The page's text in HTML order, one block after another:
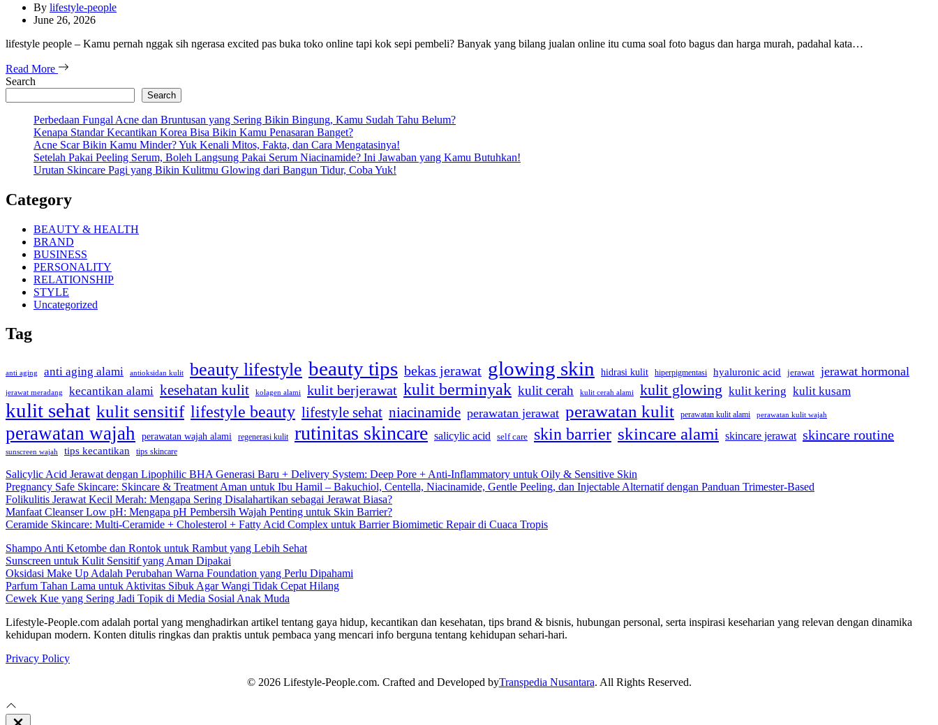
By lifestyle-people
June 26, 2026
lifestyle people – Kamu pernah nggak sih ngerasa excited pas buka toko online tapi kok sepi pembeli? Banyak yang bilang jualan online itu cuma soal foto bagus dan harga murah, padahal kata…
Read More
Search
Search
Perbedaan Fungal Acne dan Bruntusan yang Sering Bikin Bingung, Kamu Sudah Tahu Belum?
Kenapa Standar Kecantikan Korea Bisa Bikin Kamu Penasaran Banget?
Acne Scar Bikin Kamu Minder? Yuk Kenali Mitos, Fakta, dan Cara Mengatasinya!
Setelah Pakai Peeling Serum, Boleh Langsung Pakai Serum Niacinamide? Ini Jawaban yang Kamu Butuhkan!
Urutan Skincare Pagi yang Bikin Kulitmu Glowing dari Bangun Tidur, Coba Yuk!
Category
BEAUTY & HEALTH
BRAND
BUSINESS
PERSONALITY
RELATIONSHIP
STYLE
Uncategorized
Tag
anti aging anti aging alami antioksidan kulit beauty lifestyle beauty tips bekas jerawat glowing skin hidrasi kulit hiperpigmentasi hyaluronic acid jerawat jerawat hormonal
jerawat meradang kecantikan alami kesehatan kulit kolagen alami kulit berjerawat kulit berminyak kulit cerah kulit cerah alami kulit glowing kulit kering kulit kusam
kulit sehat kulit sensitif lifestyle beauty lifestyle sehat niacinamide perawatan jerawat perawatan kulit perawatan kulit alami perawatan kulit wajah
perawatan wajah perawatan wajah alami regenerasi kulit rutinitas skincare salicylic acid self care skin barrier skincare alami skincare jerawat skincare routine
sunscreen wajah tips kecantikan tips skincare
Salicylic Acid Jerawat dengan Lipophilic BHA Generasi Baru + Delivery System: Deep Pore + Anti-Inflammatory untuk Oily & Sensitive Skin
Pregnancy Safe Skincare: Skincare & Treatment Aman untuk Ibu Hamil – Bakuchiol, Centella, Niacinamide, Gentle Peeling, dan Injectable Alternatif dengan Panduan Trimester-Based
Folikulitis Jerawat Kecil Merah: Mengapa Sering Disalahartikan sebagai Jerawat Biasa?
Manfaat Cleanser Low pH: Mengapa pH Pembersih Wajah Penting untuk Skin Barrier?
Ceramide Skincare: Multi-Ceramide + Cholesterol + Fatty Acid Complex untuk Barrier Biomimetic Repair di Cuaca Tropis
Shampo Anti Ketombe dan Rontok untuk Rambut yang Lebih Sehat
Sunscreen untuk Kulit Sensitif yang Aman Dipakai
Oksidasi Make Up Adalah Perubahan Warna Foundation yang Perlu Dipahami
Parfum Tahan Lama untuk Aktivitas Sibuk Agar Wangi Tidak Cepat Hilang
Cewek Kue yang Sering Jadi Topik di Media Sosial Anak Muda
Lifestyle-People.com adalah portal yang menghadirkan artikel tentang gaya hidup, kecantikan dan kesehatan, tips brand & bisnis, hubungan personal, serta inspirasi keseharian yang relevan dengan dinamika
kehidupan modern. Konten ditulis ringkas dan praktis untuk pembaca yang mencari info berguna tentang kehidupan sehari-hari.
Privacy Policy
© 2026 Lifestyle-People.com. Crafted and Developed byTranspedia Nusantara. All Rights Reserved.
Close